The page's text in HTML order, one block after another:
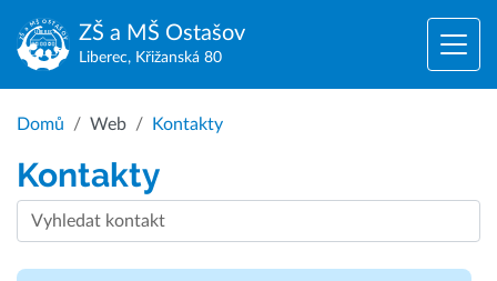
ZŠ a MŠ Ostašov
Liberec, Křižanská 80
Domů Web Kontakty
Kontakty